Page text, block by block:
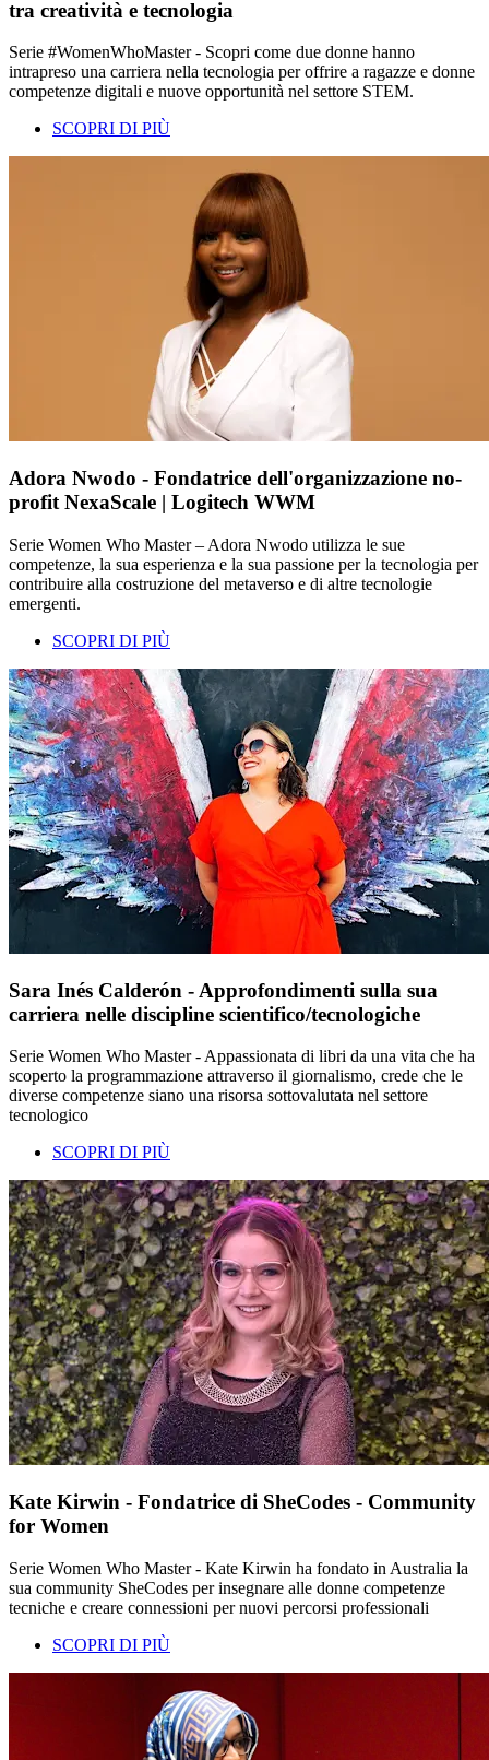
tra creatività e tecnologia
Serie #WomenWhoMaster - Scopri come due donne hanno
intrapreso una carriera nella tecnologia per offrire a ragazze e donne
competenze digitali e nuove opportunità nel settore STEM.
SCOPRI DI PIÙ
Adora Nwodo - Fondatrice dell'organizzazione no-
profit NexaScale | Logitech WWM
Serie Women Who Master – Adora Nwodo utilizza le sue
competenze, la sua esperienza e la sua passione per la tecnologia per
contribuire alla costruzione del metaverso e di altre tecnologie
emergenti.
SCOPRI DI PIÙ
Sara Inés Calderón - Approfondimenti sulla sua
carriera nelle discipline scientifico/tecnologiche
Serie Women Who Master - Appassionata di libri da una vita che ha
scoperto la programmazione attraverso il giornalismo, crede che le
diverse competenze siano una risorsa sottovalutata nel settore
tecnologico
SCOPRI DI PIÙ
Kate Kirwin - Fondatrice di SheCodes - Community
for Women
Serie Women Who Master - Kate Kirwin ha fondato in Australia la
sua community SheCodes per insegnare alle donne competenze
tecniche e creare connessioni per nuovi percorsi professionali
SCOPRI DI PIÙ